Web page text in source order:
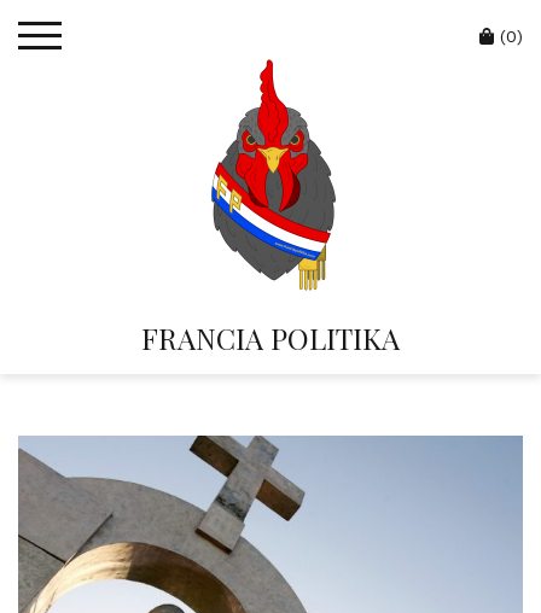
FRANCIA POLITIKA
Cart
(0)